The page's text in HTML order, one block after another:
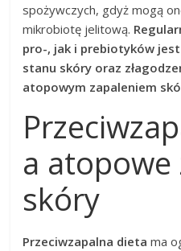
spożywczych, gdyż mogą
mikrobiotę jelitową.
pro-, jak i prebiotyków
stanu skóry oraz
atopowym zapaleniem
a atopowe
skóry
Przeciwzapalna dieta ma